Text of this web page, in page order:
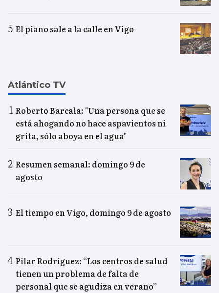
El piano sale a la calle en Vigo
Atlántico TV
Roberto Barcala: "Una persona que se
está ahogando no hace aspavientos ni
grita, sólo aboya en el agua"
Resumen semanal: domingo 9 de
agosto
El tiempo en Vigo, domingo 9 de agosto
Pilar Rodríguez: “Los centros de salud
tienen un problema de falta de
personal que se agudiza en verano”